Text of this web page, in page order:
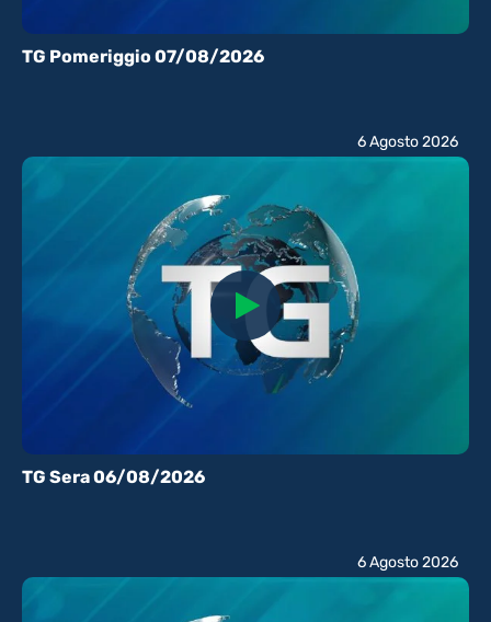
TG Pomeriggio 07/08/2026
TG Sera 06/08/2026
6 Agosto 2026
6 Agosto 2026